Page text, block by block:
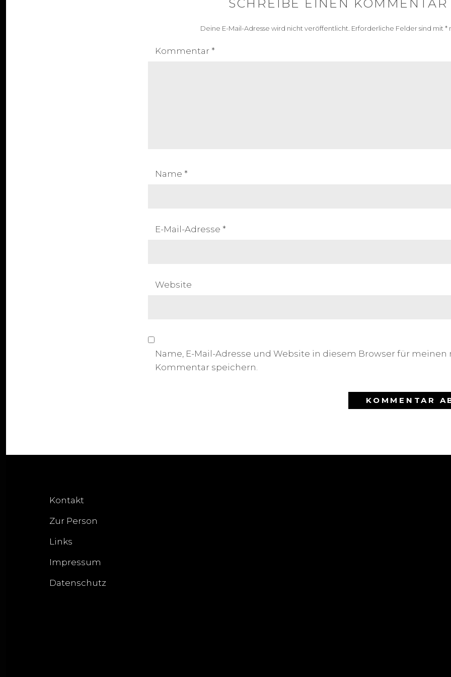
SCHREIBE EINEN KOMMENTAR
Deine E-Mail-Adresse wird nicht veröffentlicht. Erforderliche Felder sind mit *
Kommentar *
Name *
E-Mail-Adresse *
Website
Name, E-Mail-Adresse und Website in diesem Browser für meinen
Kommentar speichern.
Kontakt
Zur Person
Links
Impressum
Datenschutz